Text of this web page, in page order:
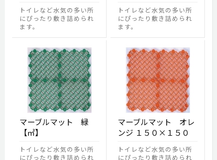
トイレなど水気の多い所
にぴったり敷き詰められ
ます。
トイレなど水気の多い所
にぴったり敷き詰められ
ます。
マーブルマット 緑
【㎡】
トイレなど水気の多い所
にぴったり敷き詰められ
マーブルマット オレ
ンジ １５０×１５０
トイレなど水気の多い所
にぴったり敷き詰められ